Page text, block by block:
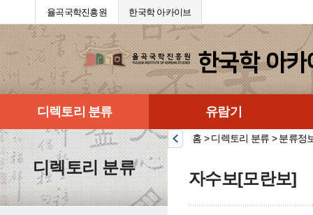
율곡국학진흥원 한국학 아카이브
디렉토리 분류 유람기
디렉토리 분류
홈 > 디렉토리 분류 > 분류정
자수보[모란보]